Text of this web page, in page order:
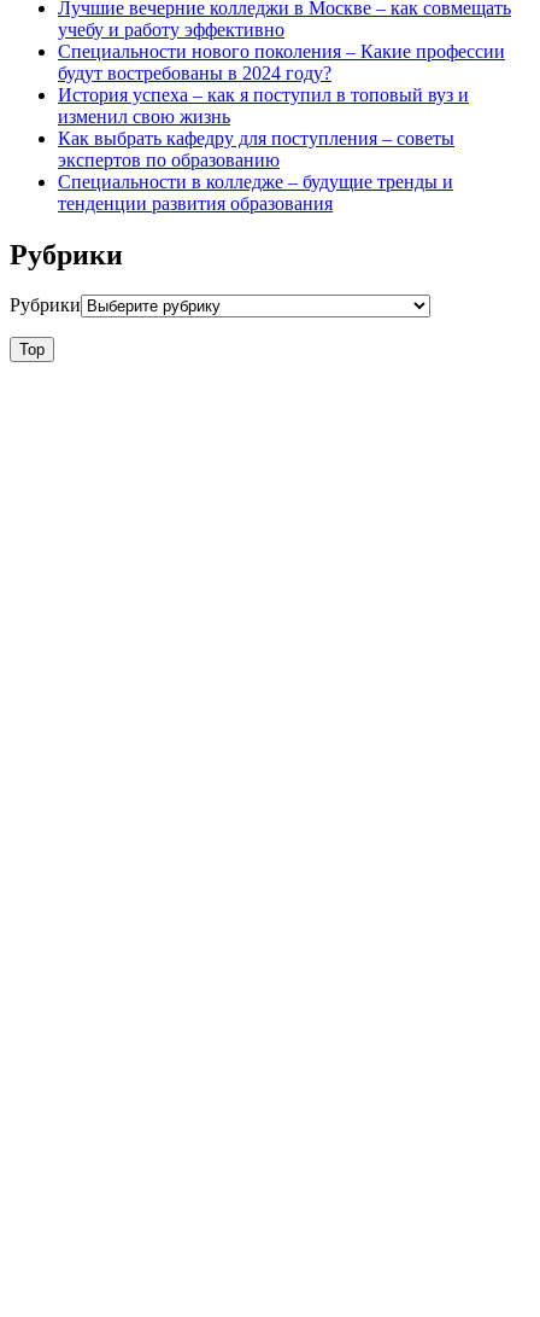
Лучшие вечерние колледжи в Москве – как совмещать
учебу и работу эффективно
Специальности нового поколения – Какие профессии
будут востребованы в 2024 году?
История успеха – как я поступил в топовый вуз и
изменил свою жизнь
Как выбрать кафедру для поступления – советы
экспертов по образованию
Специальности в колледже – будущие тренды и
тенденции развития образования
Рубрики
Рубрики
Top